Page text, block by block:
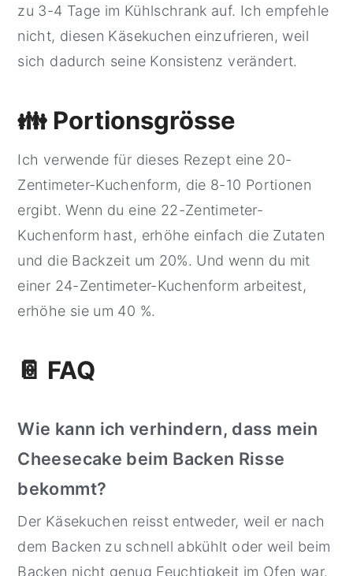
zu 3-4 Tage im Kühlschrank auf. Ich empfehle
nicht, diesen Käsekuchen einzufrieren, weil
sich dadurch seine Konsistenz verändert.
👪 Portionsgrösse
Ich verwende für dieses Rezept eine 20-
Zentimeter-Kuchenform, die 8-10 Portionen
ergibt. Wenn du eine 22-Zentimeter-
Kuchenform hast, erhöhe einfach die Zutaten
und die Backzeit um 20%. Und wenn du mit
einer 24-Zentimeter-Kuchenform arbeitest,
erhöhe sie um 40 %.
📔 FAQ
Wie kann ich verhindern, dass mein
Cheesecake beim Backen Risse
bekommt?
Der Käsekuchen reisst entweder, weil er nach
dem Backen zu schnell abkühlt oder weil beim
Backen nicht genug Feuchtigkeit im Ofen war.